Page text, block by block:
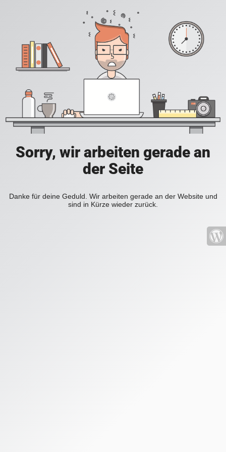
Sorry, wir arbeiten gerade an
der Seite
Danke für deine Geduld. Wir arbeiten gerade an der Website und
sind in Kürze wieder zurück.